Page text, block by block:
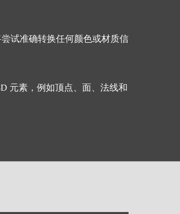
试准确转换任何颜色或材质信
元素，例如顶点、面、法线和